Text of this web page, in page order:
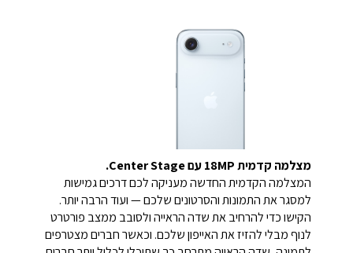
מצלמה קדמית 18MP עם Center Stage.
המצלמה הקדמית החדשה מעניקה לכם דרכים גמישות
למסגר את התמונות והסרטונים שלכם — ועוד הרבה יותר.
הקישו כדי להרחיב את שדה הראייה ולסובב ממצב פורטרט
לנוף מבלי להזיז את האייפון שלכם. וכאשר חברים מצטרפים